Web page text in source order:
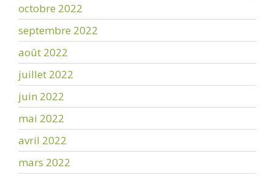
octobre 2022
septembre 2022
août 2022
juillet 2022
juin 2022
mai 2022
avril 2022
mars 2022